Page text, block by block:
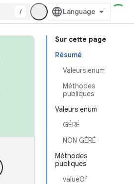
/
Sur cette page
Résumé
Valeurs enum
Méthodes
publiques
Valeurs enum
GÉRÉ
NON GÉRÉ
Méthodes
publiques
valueOf